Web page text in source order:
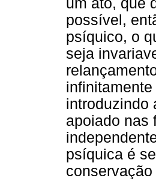
um ato, que
possível,
psíquico, o
seja
introduzindo
apoiado nas
psíquica é